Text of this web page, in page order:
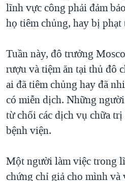
lĩnh vực công phải đảm
họ tiêm chủng, hay bị phạt
Tuần này, đô trưởng
rượu và tiệm ăn tại thủ đô
ai đã tiêm chủng hay đã
có miễn dịch. Những
từ chối các dịch vụ chữa
bệnh viện.
Một người làm việc trong
chứng chỉ giả cho mình và